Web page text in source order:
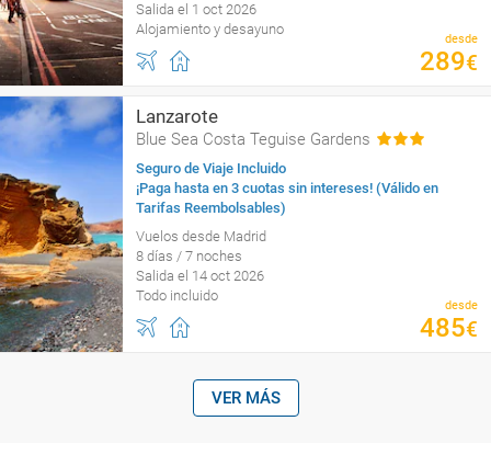
Salida el 1 oct 2026
Alojamiento y desayuno
desde
289€
Lanzarote
Blue Sea Costa Teguise Gardens
Seguro de Viaje Incluido
¡Paga hasta en 3 cuotas sin intereses! (Válido en
Tarifas Reembolsables)
Vuelos desde Madrid
8 días / 7 noches
Salida el 14 oct 2026
Todo incluido
desde
485€
VER MÁS